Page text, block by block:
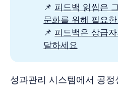
📌 피드백 읽씹은
문화를 위해 필요한
📌 피드백은 상급
달하세요
성과관리 시스템에서 공정